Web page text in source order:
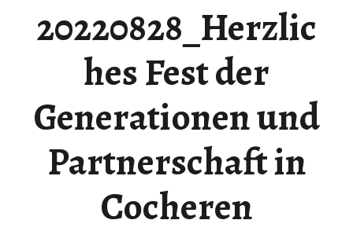
20220828_Herzlic
hes Fest der
Generationen und
Partnerschaft in
Cocheren